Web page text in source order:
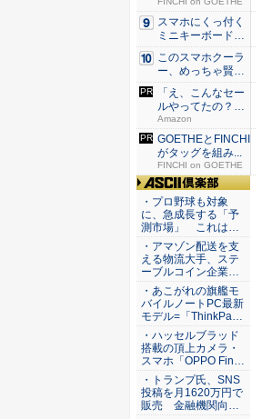
極星 僕...
スマホにくっ付く
ミニキーボード！
触ってわ...
このスマホクーラ
ー、めっちゃ賢
い。ただ冷...
「え、こんなセー
ルやってたの？」
80％O...
Amazon
GOETHEとFINCHI
がタッグを組み...
FINCHI on GOETHE
ASCII倶楽部
・プロ野球も対象
に、急成長する「予
測市場」 これは…
・アマゾン配送を支
える物流大手、ステ
ーブルコイン企業…
・あこがれの旗艦モ
バイルノートPC最新
モデル=「ThinkPa…
・ハッセルブラッド
搭載の頂上カメラ・
スマホ「OPPO Fin…
・トランプ氏、SNS
投稿を月1620万円で
販売 金融機関向…